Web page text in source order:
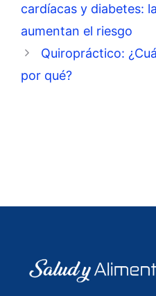
cardíacas y diabetes:
aumentan el riesgo
Quiropráctico:
por qué?